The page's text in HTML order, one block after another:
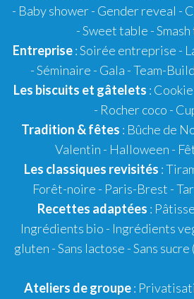
- Baby shower- Gender reveal -
-Sweet table -
Entreprise: Soirée entreprise -
- Séminaire - Gala - Team-
Les biscuits et gâtelets : Cookie
- Rocher coco -
Tradition & fêtes : Bûche de
Valentin - Halloween -
Les classiques revisités :
Forêt-noire - Paris-Brest -
Recettes adaptées :
Ingrédients bio - Ingrédients
gluten - Sans lactose - Sans
Ateliers de groupe: